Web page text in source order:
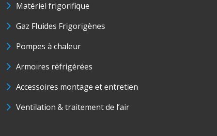
Matériel frigorifique
Gaz Fluides Frigorigènes
Pompes à chaleur
Armoires réfrigérées
Accessoires montage et entretien
Ventilation & traitement de l’air